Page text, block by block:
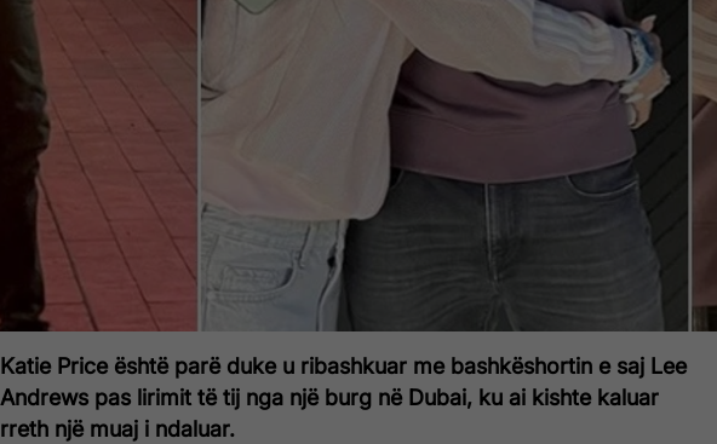
Katie Price është parë duke u ribashkuar me bashkëshortin e saj Lee
Andrews pas lirimit të tij nga një burg në Dubai, ku ai kishte kaluar
rreth një muaj i ndaluar.